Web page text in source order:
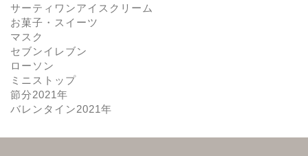
サーティワンアイスクリーム
お菓子・スイーツ
マスク
セブンイレブン
ローソン
ミニストップ
節分2021年
バレンタイン2021年